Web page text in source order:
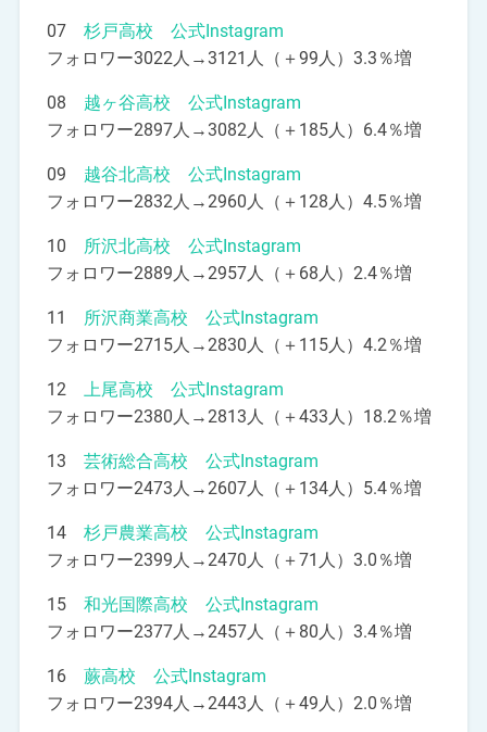
07 杉戸高校 公式Instagram
フォロワー3022人→3121人（＋99人）3.3％増
08 越ヶ谷高校 公式Instagram
フォロワー2897人→3082人（＋185人）6.4％増
09 越谷北高校 公式Instagram
フォロワー2832人→2960人（＋128人）4.5％増
10 所沢北高校 公式Instagram
フォロワー2889人→2957人（＋68人）2.4％増
11 所沢商業高校 公式Instagram
フォロワー2715人→2830人（＋115人）4.2％増
12 上尾高校 公式Instagram
フォロワー2380人→2813人（＋433人）18.2％増
13 芸術総合高校 公式Instagram
フォロワー2473人→2607人（＋134人）5.4％増
14 杉戸農業高校 公式Instagram
フォロワー2399人→2470人（＋71人）3.0％増
15 和光国際高校 公式Instagram
フォロワー2377人→2457人（＋80人）3.4％増
16 蕨高校 公式Instagram
フォロワー2394人→2443人（＋49人）2.0％増